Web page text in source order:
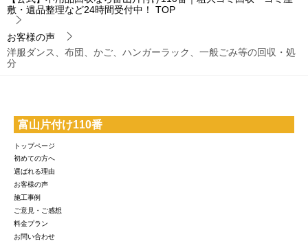
敷・遺品整理など24時間受付中！
TOP
お客様の声
洋服ダンス、布団、かご、ハンガーラック、一般ごみ等の回収・処
分
富山片付け110番
トップページ
初めての方へ
選ばれる理由
お客様の声
施工事例
ご意見・ご感想
料金プラン
お問い合わせ